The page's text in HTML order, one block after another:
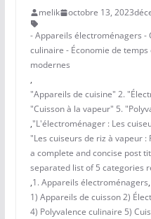
melik octobre 13, 2023
- Appareils électroménagers -
culinaire - Économie de
modernes
,
"Appareils de cuisine" 2.
"Cuisson à la vapeur" 5.
,"L'électroménager : Les
"Les cuiseurs de riz à vapeur
a complete and concise post
separated list of 5 categories
,1. Appareils électroménagers,
1) Appareils de cuisson 2)
4) Polyvalence culinaire 5)